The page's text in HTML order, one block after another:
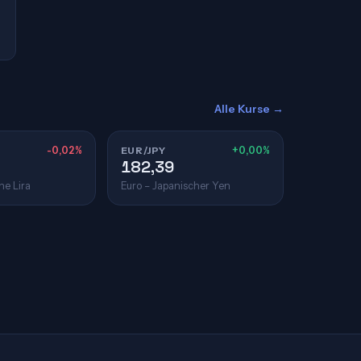
Alle Kurse →
-0,02%
Lira
EUR/JPY +0,00%
182,39
Euro – Japanischer Yen